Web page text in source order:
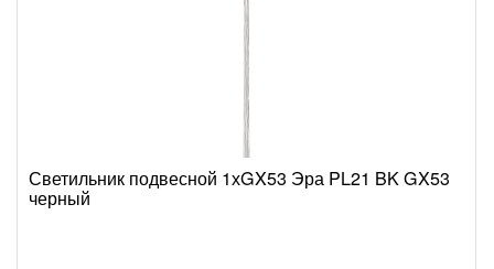
Светильник подвесной 1хGX53 Эра PL21 BK GX53
черный